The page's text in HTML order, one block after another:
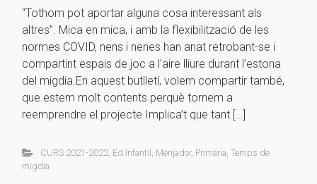
“Tothom pot aportar alguna cosa interessant als
altres”. Mica en mica, i amb la flexibilització de les
normes COVID, nens i nenes han anat retrobant-se i
compartint espais de joc a l’aire lliure durant l’estona
del migdia.En aquest butlletí, volem compartir també,
que estem molt contents perquè tornem a
reemprendre el projecte Implica’t que tant […]
CURS 2021-2022, Ed.Infantil Menjador, Primària Temps de
migdia